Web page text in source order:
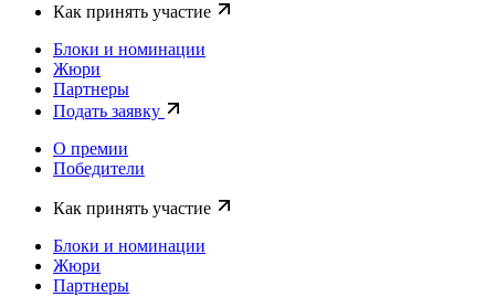
Как принять участие
Блоки и номинации
Жюри
Партнеры
Подать заявку
О премии
Победители
Как принять участие
Блоки и номинации
Жюри
Партнеры